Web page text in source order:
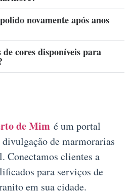
novamente após anos
de cores disponíveis para
de Mim é um portal
de marmorarias
Conectamos clientes a
para serviços de
em sua cidade.